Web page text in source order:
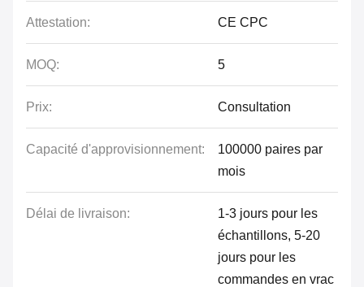
Attestation: CE CPC
MOQ: 5
Prix: Consultation
Capacité d'approvisionnement:
100000 paires par
mois
Délai de livraison:
1-3 jours pour les
échantillons, 5-20
jours pour les
commandes en vrac